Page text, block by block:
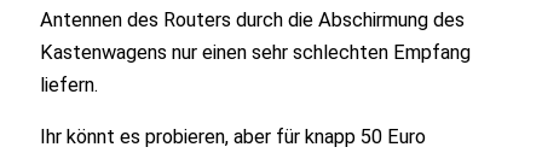
Antennen des Routers durch die Abschirmung des
Kastenwagens nur einen sehr schlechten Empfang
liefern.
Ihr könnt es probieren, aber für knapp 50 Euro